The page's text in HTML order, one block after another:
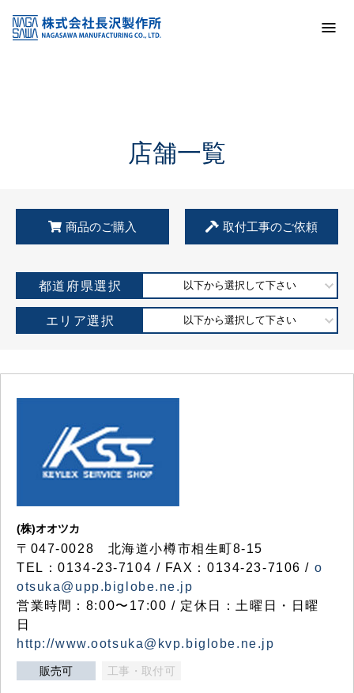
KSS加盟店・取扱店情報
店舗一覧
店舗一覧
商品のご購入 取付工事のご依頼
都道府県選択 以下から選択して下さい
エリア選択 以下から選択して下さい
(株)オオツカ
〒047-0028 北海道小樽市相生町8-15
TEL：0134-23-7104 / FAX：0134-23-7106 / o
otsuka@upp.biglobe.ne.jp
営業時間：8:00〜17:00 / 定休日：土曜日・日曜
日
http://www.ootsuka@kvp.biglobe.ne.jp
販売可 工事・取付可